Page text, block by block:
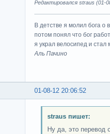
Редактировался straus (01-
В детстве я молил бога о
потом понял что бог
я украл велосипед и стал
Аль Пачино
01-08-12 20:06:52
straus пишет:
Ну да, это перевод